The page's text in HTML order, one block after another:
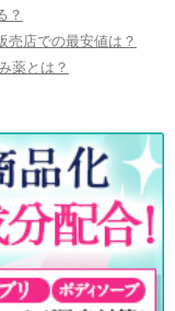
？
売店での最安値は？
薬とは？